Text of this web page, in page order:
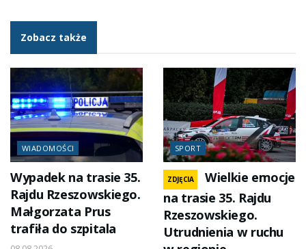
Zobacz także
WIADOMOŚCI
Wypadek na trasie 35.
Rajdu Rzeszowskiego.
Małgorzata Prus
trafiła do szpitala
SPORT
ZDJĘCIA
Wielkie emocje
na trasie 35. Rajdu
Rzeszowskiego.
Utrudnienia w ruchu